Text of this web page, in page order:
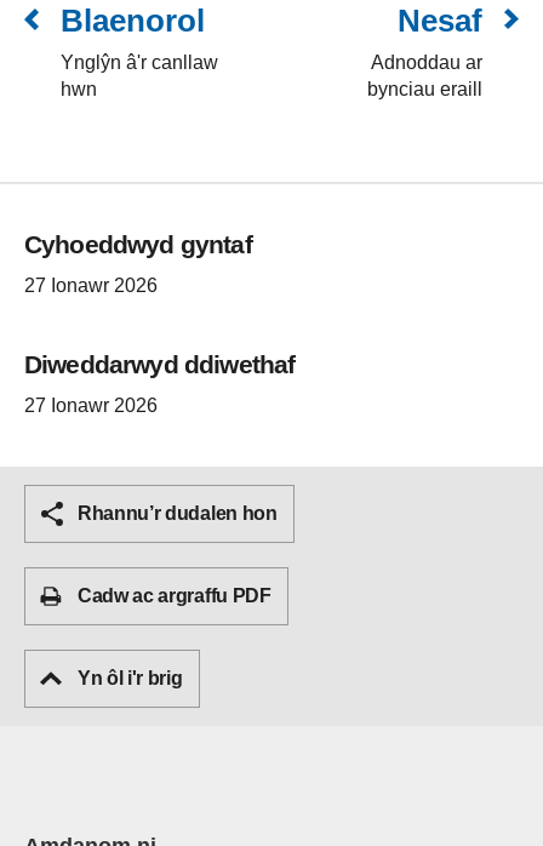
Blaenorol
Ynglŷn â'r canllaw
hwn
Nesaf
Adnoddau ar
bynciau eraill
Cyhoeddwyd gyntaf
27 Ionawr 2026
Diweddarwyd ddiwethaf
27 Ionawr 2026
Rhannu’r dudalen hon
Cadw ac argraffu PDF
Yn ôl i'r brig